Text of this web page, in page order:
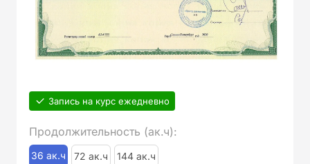
Запись на курс ежедневно
Продолжительность (ак.ч):
36 ак.ч 72 ак.ч 144 ак.ч